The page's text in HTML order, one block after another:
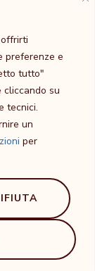
preferenze e
tutto"
cliccando su
tecnici.
un
per
Liberazione
sacra
Romagna
Professione
di Qualità e di
CO ai sensi